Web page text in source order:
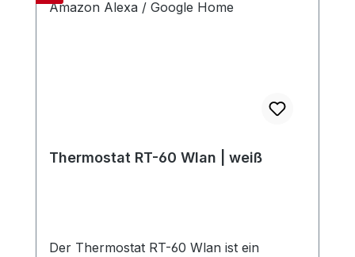
Thermostat RT-60 Wlan | weiß
Der Thermostat RT-60 Wlan ist ein